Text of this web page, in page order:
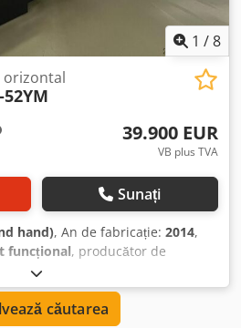
1 /8
orizontal
52YM
39.900 EUR
VB plus TVA
Sunați
hand), An de fabricație: 2014,
funcțional, producător de
, Dotări:
Credswg Dabepfx Aa
căutarea